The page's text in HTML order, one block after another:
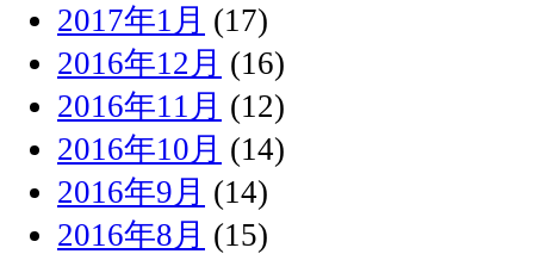
2017年1月 (17)
2016年12月 (16)
2016年11月 (12)
2016年10月 (14)
2016年9月 (14)
2016年8月 (15)